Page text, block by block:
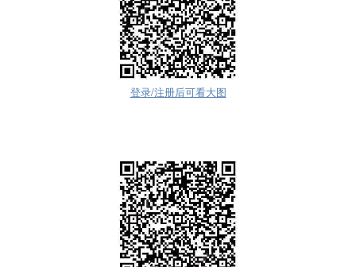
登录/注册后可看大图